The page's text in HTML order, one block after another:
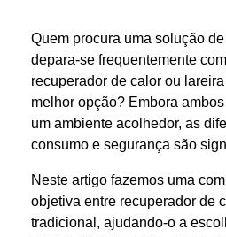
Quem procura uma solução
depara-se frequentemente
recuperador de calor ou
melhor opção? Embora
um ambiente acolhedor, as
consumo e segurança são
Neste artigo fazemos uma
objetiva entre recuperador de
tradicional, ajudando-o a